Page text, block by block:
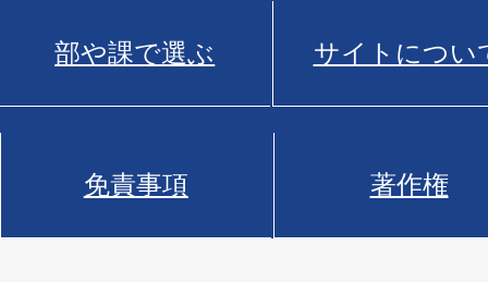
部や課で選ぶ サイトについ
免責事項 著作権